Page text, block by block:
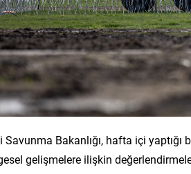
Savunma Bakanlığı, hafta içi
gelişmelere ilişkin